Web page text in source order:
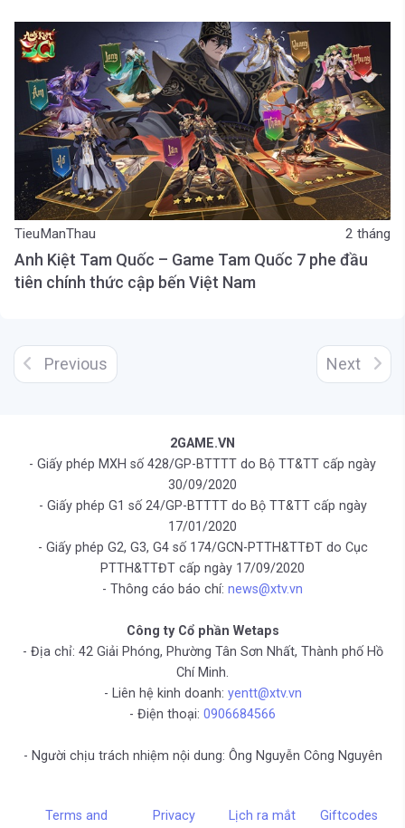
TieuManThau 2 tháng
Anh Kiệt Tam Quốc – Game Tam Quốc 7 phe đầu
tiên chính thức cập bến Việt Nam
Previous Next
2GAME.VN
- Giấy phép MXH số 428/GP-BTTTT do Bộ TT&TT cấp ngày
30/09/2020
- Giấy phép G1 số 24/GP-BTTTT do Bộ TT&TT cấp ngày
17/01/2020
- Giấy phép G2, G3, G4 số 174/GCN-PTTH&TTĐT do Cục
PTTH&TTĐT cấp ngày 17/09/2020
- Thông cáo báo chí: news@xtv.vn
Công ty Cổ phần Wetaps
- Địa chỉ: 42 Giải Phóng, Phường Tân Sơn Nhất, Thành phố Hồ
Chí Minh.
- Liên hệ kinh doanh: yentt@xtv.vn
- Điện thoại: 0906684566
- Người chịu trách nhiệm nội dung: Ông Nguyễn Công Nguyên
Terms and
Privacy
Lịch ra mắt
Giftcodes